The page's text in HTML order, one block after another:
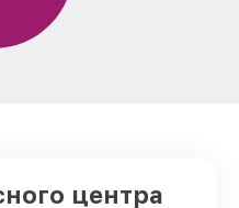
Irbis
от 1500₽
центра